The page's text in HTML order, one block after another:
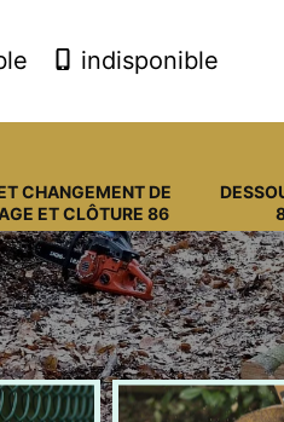
indisponible
CHANGEMENT DE
ET CLÔTURE 86